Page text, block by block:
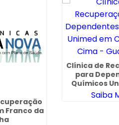
Franco da
Clínica de
para
Químicos
Cabuçu
Saiba